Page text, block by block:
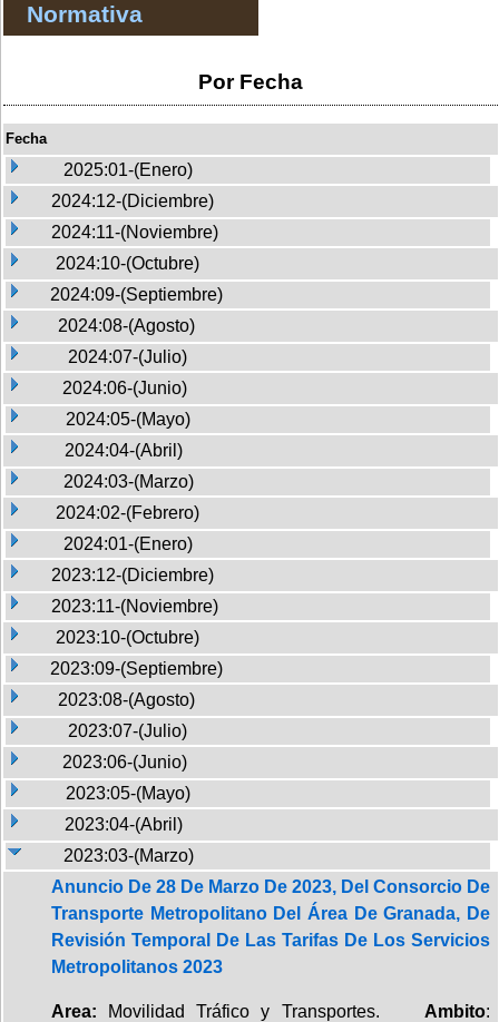
Normativa
Por Fecha
Fecha
2025:01-(Enero)
2024:12-(Diciembre)
2024:11-(Noviembre)
2024:10-(Octubre)
2024:09-(Septiembre)
2024:08-(Agosto)
2024:07-(Julio)
2024:06-(Junio)
2024:05-(Mayo)
2024:04-(Abril)
2024:03-(Marzo)
2024:02-(Febrero)
2024:01-(Enero)
2023:12-(Diciembre)
2023:11-(Noviembre)
2023:10-(Octubre)
2023:09-(Septiembre)
2023:08-(Agosto)
2023:07-(Julio)
2023:06-(Junio)
2023:05-(Mayo)
2023:04-(Abril)
2023:03-(Marzo)
Anuncio De 28 De Marzo De 2023, Del Consorcio De
Transporte Metropolitano Del Área De Granada, De
Revisión Temporal De Las Tarifas De Los Servicios
Metropolitanos 2023
Area: Movilidad Tráfico y Transportes. Ambito: